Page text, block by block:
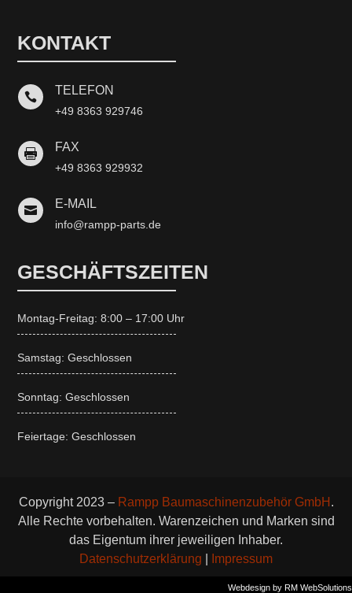
KONTAKT
 TELEFON
+49 8363 929746
 FAX
+49 8363 929932
 E-MAIL
info@rampp-parts.de
GESCHÄFTSZEITEN
Montag-Freitag: 8:00 – 17:00 Uhr
Samstag: Geschlossen
Sonntag: Geschlossen
Feiertage: Geschlossen
Copyright 2023 – Rampp Baumaschinenzubehör GmbH .
Alle Rechte vorbehalten. Warenzeichen und Marken sind
das Eigentum ihrer jeweiligen Inhaber.
Datenschutzerklärung
Impressum
Webdesign by RM WebSolutions